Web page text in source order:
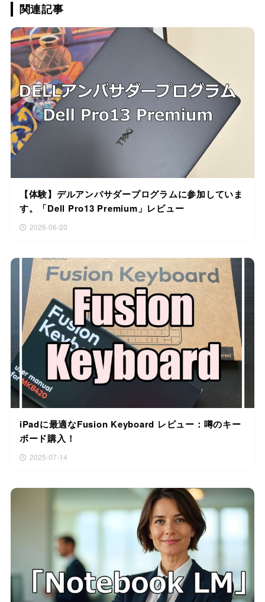
関連記事
【体験】デルアンバサダープログラムに参加していま
す。「Dell Pro13 Premium」レビュー
2026-06-20
iPadに最適なFusion Keyboard レビュー：噂のキー
ボード購入！
2025-07-14